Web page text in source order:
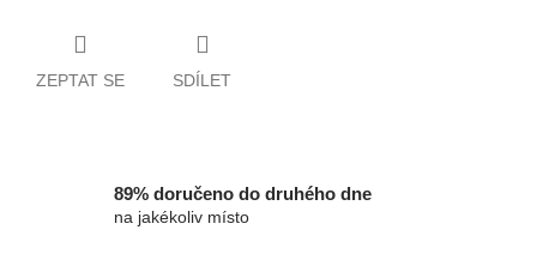
ZEPTAT SE SDÍLET
89% doručeno do druhého dne
na jakékoliv místo